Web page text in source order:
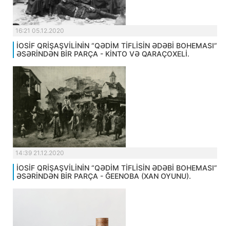
16:21 05.12.2020
İOSİF QRİŞAŞVİLİNİN “QƏDİM TİFLİSİN ƏDƏBİ BOHEMASI”
ƏSƏRİNDƏN BİR PARÇA - KİNTO VƏ QARAÇOXELİ.
14:39 21.12.2020
İOSİF QRİŞAŞVİLİNİN “QƏDİM TİFLİSİN ƏDƏBİ BOHEMASI”
ƏSƏRİNDƏN BİR PARÇA - ĞEENOBA (XAN OYUNU).